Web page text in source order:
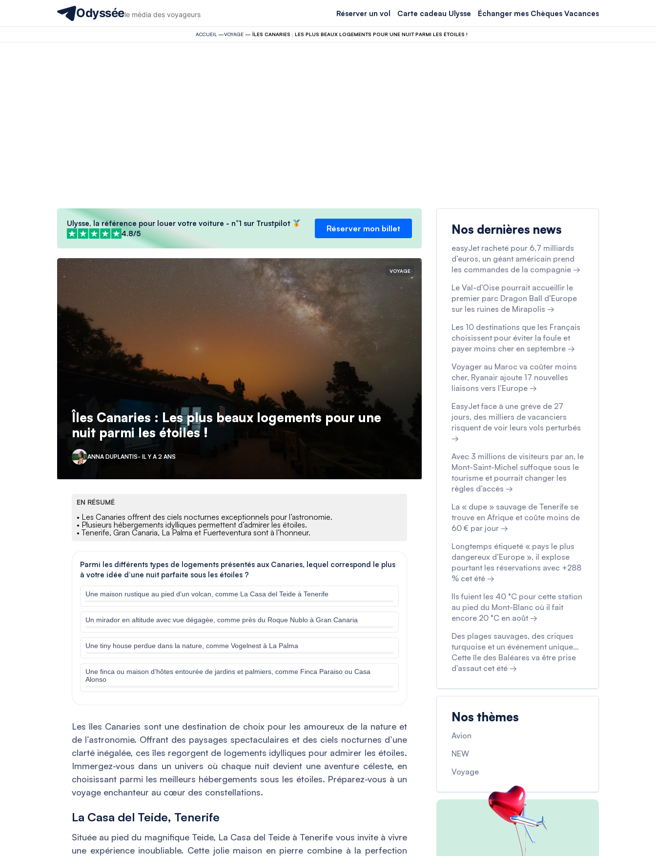
Odysséele média des voyageurs Réserver un vol Carte cadeau Ulysse Échanger mes Chèques Vacances
ACCUEIL —VOYAGE — ÎLES CANARIES : LES PLUS BEAUX LOGEMENTS POUR UNE NUIT PARMI LES ÉTOILES !
Ulysse, la référence pour louer votre voiture - n°1 sur Trustpilot
4.8/5
Réserver mon billet
VOYAGE
Îles Canaries : Les plus beaux logements pour une
nuit parmi les étoiles !
ANNA DUPLANTIS- IL Y A 2 ANS
EN RÉSUMÉ
• Les Canaries offrent des ciels nocturnes exceptionnels pour l’astronomie.
• Plusieurs hébergements idylliques permettent d’admirer les étoiles.
• Tenerife, Gran Canaria, La Palma et Fuerteventura sont à l’honneur.
Parmi les différents types de logements présentés aux Canaries, lequel correspond le plus
à votre idée d’une nuit parfaite sous les étoiles ?
Une maison rustique au pied d’un volcan, comme La Casa del Teide à Tenerife
Un mirador en altitude avec vue dégagée, comme près du Roque Nublo à Gran Canaria
Une tiny house perdue dans la nature, comme Vogelnest à La Palma
Une finca ou maison d’hôtes entourée de jardins et palmiers, comme Finca Paraiso ou Casa
Alonso
Les îles Canaries sont une destination de choix pour les amoureux de la nature et
de l’astronomie. Offrant des paysages spectaculaires et des ciels nocturnes d’une
clarté inégalée, ces îles regorgent de logements idylliques pour admirer les étoiles.
Immergez-vous dans un univers où chaque nuit devient une aventure céleste, en
choisissant parmi les meilleurs hébergements sous les étoiles. Préparez-vous à un
voyage enchanteur au cœur des constellations.
La Casa del Teide, Tenerife
Située au pied du magnifique Teide, La Casa del Teide à Tenerife vous invite à vivre
une expérience inoubliable. Cette jolie maison en pierre combine à la perfection
Nos dernières news
easyJet racheté pour 6,7 milliards
d’euros, un géant américain prend
les commandes de la compagnie →
Le Val-d’Oise pourrait accueillir le
premier parc Dragon Ball d’Europe
sur les ruines de Mirapolis →
Les 10 destinations que les Français
choisissent pour éviter la foule et
payer moins cher en septembre →
Voyager au Maroc va coûter moins
cher, Ryanair ajoute 17 nouvelles
liaisons vers l’Europe →
EasyJet face à une grève de 27
jours, des milliers de vacanciers
risquent de voir leurs vols perturbés
→
Avec 3 millions de visiteurs par an, le
Mont-Saint-Michel suffoque sous le
tourisme et pourrait changer les
règles d’accès →
La « dupe » sauvage de Tenerife se
trouve en Afrique et coûte moins de
60 € par jour →
Longtemps étiqueté « pays le plus
dangereux d’Europe », il explose
pourtant les réservations avec +288
% cet été →
Ils fuient les 40 °C pour cette station
au pied du Mont-Blanc où il fait
encore 20 °C en août →
Des plages sauvages, des criques
turquoise et un événement unique…
Cette île des Baléares va être prise
d’assaut cet été →
Nos thèmes
Avion
NEW
Voyage